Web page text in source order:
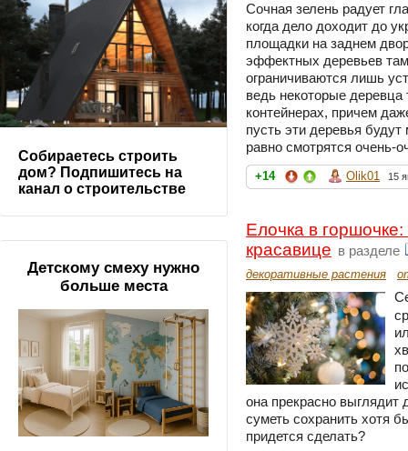
Сочная зелень радует
когда дело доходит до
площадки на заднем
эффектных деревьев
ограничиваются лишь
ведь некоторые
контейнерах, причем
пусть эти деревья
равно смотрятся очень-
+14 Olik01 15
Елочка в
красавице в разделе
декоративные растения
она прекрасно выглядит
суметь сохранить хотя
придется сделать?
Собираетесь строить
дом? Подпишитесь на
канал о строительстве
Детскому смеху нужно
больше места